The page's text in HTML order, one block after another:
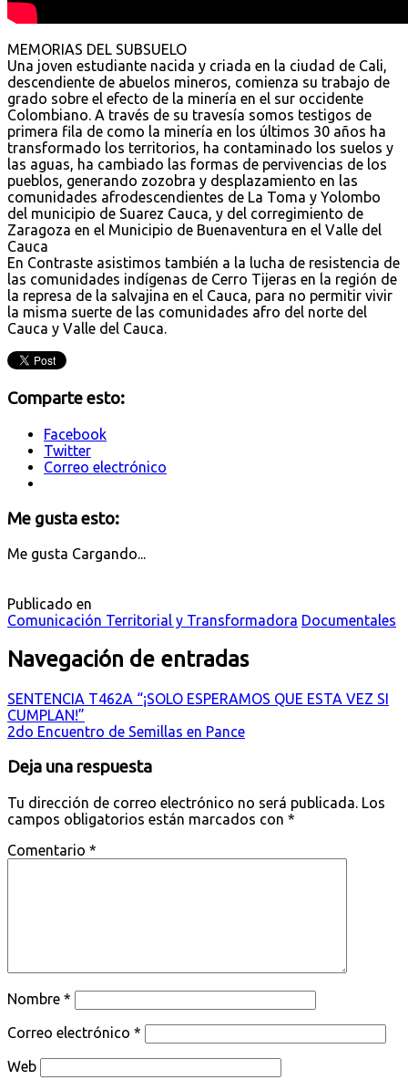
MEMORIAS DEL SUBSUELO
Una joven estudiante nacida y criada en la ciudad de Cali,
descendiente de abuelos mineros, comienza su trabajo de
grado sobre el efecto de la minería en el sur occidente
Colombiano. A través de su travesía somos testigos de
primera fila de como la minería en los últimos 30 años ha
transformado los territorios, ha contaminado los suelos y
las aguas, ha cambiado las formas de pervivencias de los
pueblos, generando zozobra y desplazamiento en las
comunidades afrodescendientes de La Toma y Yolombo
del municipio de Suarez Cauca, y del corregimiento de
Zaragoza en el Municipio de Buenaventura en el Valle del
Cauca
En Contraste asistimos también a la lucha de resistencia de
las comunidades indígenas de Cerro Tijeras en la región de
la represa de la salvajina en el Cauca, para no permitir vivir
la misma suerte de las comunidades afro del norte del
Cauca y Valle del Cauca.
Comparte esto:
Facebook
Twitter
Correo electrónico
Me gusta esto:
Me gusta Cargando...
Publicado en
Comunicación Territorial y Transformadora Documentales
Navegación de entradas
SENTENCIA T462A “¡SOLO ESPERAMOS QUE ESTA VEZ SI
CUMPLAN!”
2do Encuentro de Semillas en Pance
Deja una respuesta
Tu dirección de correo electrónico no será publicada. Los
campos obligatorios están marcados con *
Comentario *
Nombre *
Correo electrónico *
Web